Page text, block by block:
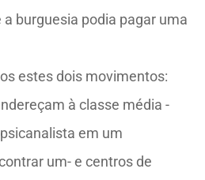
burguesia podia pagar uma
estes dois movimentos:
à classe média -
em um
um- e centros de